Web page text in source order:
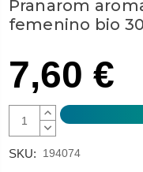
Pranarom
femenino bio
7,60 €
AUMENTAR
CANTIDAD:
DISMINUIR
SKU: 194074